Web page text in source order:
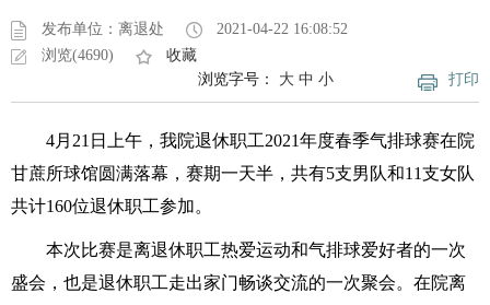
发布单位：离退处
2021-04-22 16:08:52
浏览(4690)
收藏
打印
浏览字号： 大 中 小
4月21日上午，我院退休职工2021年度春季气排球赛在院
甘蔗所球馆圆满落幕，赛期一天半，共有5支男队和11支女队
共计160位退休职工参加。
本次比赛是离退休职工热爱运动和气排球爱好者的一次
盛会，也是退休职工走出家门畅谈交流的一次聚会。在院离